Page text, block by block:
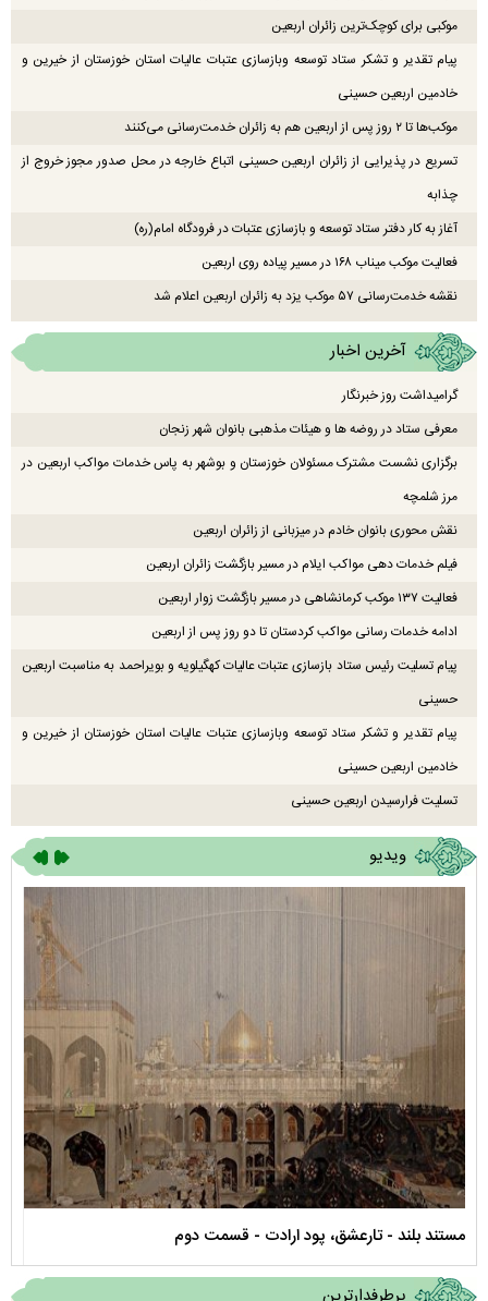
موکبی برای کوچک‌ترین زائران اربعین
پیام تقدیر و تشکر ستاد توسعه وبازسازی عتبات عالیات استان خوزستان از خیرین و
خادمین اربعین حسینی
موکب‌ها تا ۲ روز پس از اربعین هم به زائران خدمت‌رسانی می‌کنند
تسریع در پذیرایی از زائران اربعین حسینی اتباع خارجه در محل صدور مجوز خروج از
چذابه
آغاز به کار دفتر ستاد توسعه و بازسازی عتبات در فرودگاه امام(ره)
فعالیت موکب میناب ۱۶۸ در مسیر پیاده روی اربعین
نقشه خدمت‌رسانی ۵۷ موکب یزد به زائران اربعین اعلام شد
آخرین اخبار
گرامیداشت روز خبرنگار
معرفی ستاد در روضه ها و هیئات مذهبی بانوان شهر زنجان
برگزاری نشست مشترک مسئولان خوزستان و بوشهر به پاس خدمات مواکب اربعین در
مرز شلمچه
نقش محوری بانوان خادم در میزبانی از زائران اربعین
فیلم خدمات دهی مواکب ایلام در مسیر بازگشت زائران اربعین
فعالیت ۱۳۷ موکب کرمانشاهی در مسیر بازگشت زوار اربعین
ادامه خدمات رسانی مواکب کردستان تا دو روز پس از اربعین
پیام تسلیت رئیس ستاد بازسازی عتبات عالیات کهگیلویه و بویراحمد به مناسبت اربعین
حسینی
پیام تقدیر و تشکر ستاد توسعه وبازسازی عتبات عالیات استان خوزستان از خیرین و
خادمین اربعین حسینی
تسلیت فرارسیدن اربعین حسینی
ویدیو
مستند بلند - تارعشق، پود ارادت - قسمت دوم